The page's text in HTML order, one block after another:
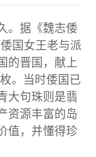
。据《魏志倭
国女王老与派
的晋国，献上
。当时倭国已
大句珠则是翡
资源丰富的岛
值，并懂得珍